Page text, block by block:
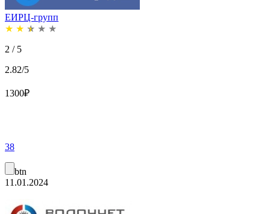
ЕИРЦ-групп
★ ★ ★ ★ ★
2 / 5
2.82/5
1300₽
38
btn
11.01.2024